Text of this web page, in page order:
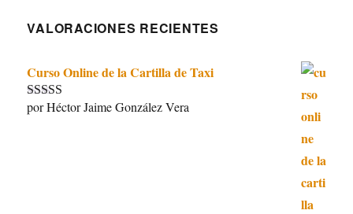
VALORACIONES RECIENTES
Curso Online de la Cartilla de Taxi
Valorado con
por Héctor Jaime González Vera